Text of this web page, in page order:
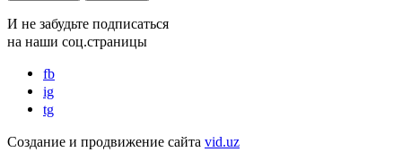
И не забудьте подписаться
на наши соц.страницы
fb
ig
tg
Создание и продвижение сайта vid.uz